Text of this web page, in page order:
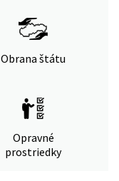
Obrana štátu
Opravné
prostriedky